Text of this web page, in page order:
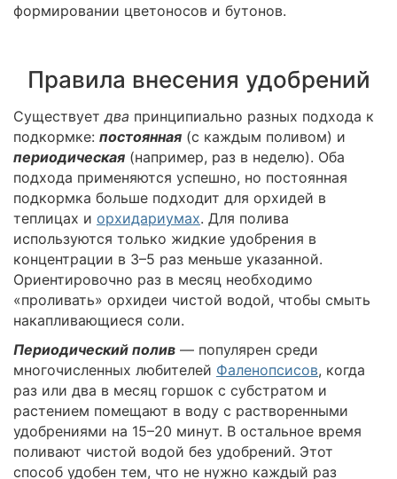
формировании цветоносов и бутонов.
Правила внесения удобрений
Существуетдва принципиально разных подхода к
подкормке: постоянная (с каждым поливом) и
периодическая (например, раз в неделю). Оба
подхода применяются успешно, но постоянная
подкормка больше подходит для орхидей в
теплицах и орхидариумах. Для полива
используются только жидкие удобрения в
концентрации в 3–5 раз меньше указанной.
Ориентировочно раз в месяц необходимо
«проливать» орхидеи чистой водой, чтобы смыть
накапливающиеся соли.
Периодический полив — популярен среди
многочисленных любителей Фаленопсисов, когда
раз или два в месяц горшок с субстратом и
растением помещают в воду с растворенными
удобрениями на 15–20 минут. В остальное время
поливают чистой водой без удобрений. Этот
способ удобен тем, что не нужно каждый раз